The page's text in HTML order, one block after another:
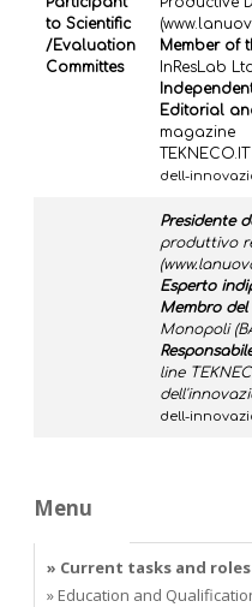
to Scientific
/Evaluation
Committes
(
Member of
InResLab
Editorial
magazine
TEKNECO.IT
dell-
Presidente
produttivo
(
Esperto
Membro
Monopoli
line
dell-
Menu
» Current tasks and roles
» Education and